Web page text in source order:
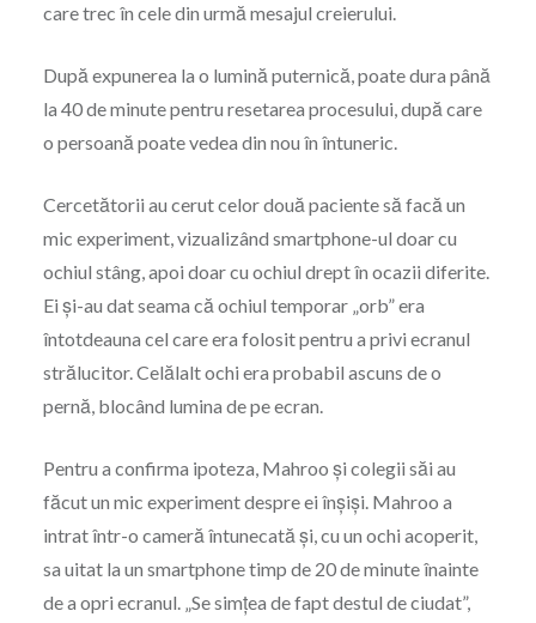
care trec în cele din urmă mesajul creierului.
După expunerea la o lumină puternică, poate dura până
la 40 de minute pentru resetarea procesului, după care
o persoană poate vedea din nou în întuneric.
Cercetătorii au cerut celor două paciente să facă un
mic experiment, vizualizând smartphone-ul doar cu
ochiul stâng, apoi doar cu ochiul drept în ocazii diferite.
Ei și-au dat seama că ochiul temporar „orb” era
întotdeauna cel care era folosit pentru a privi ecranul
strălucitor. Celălalt ochi era probabil ascuns de o
pernă, blocând lumina de pe ecran.
Pentru a confirma ipoteza, Mahroo și colegii săi au
făcut un mic experiment despre ei înșiși. Mahroo a
intrat într-o cameră întunecată și, cu un ochi acoperit,
sa uitat la un smartphone timp de 20 de minute înainte
de a opri ecranul. „Se simțea de fapt destul de ciudat”,